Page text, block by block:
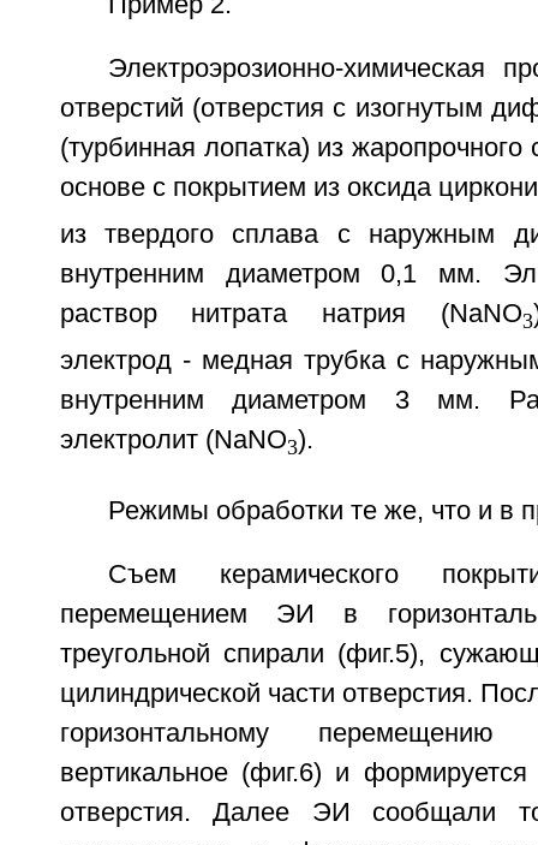
Электроэрозионно-химическая
отверстий (отверстия с изогнутым
(турбинная лопатка) из
основе с покрытием из оксида
из твердого сплава с наружным
внутренним диаметром 0,1 мм.
раствор нитрата натрия (NaNO3
электрод - медная трубка с
внутренним диаметром 3 мм.
электролит (NaNO3).
Режимы обработки те же, что и в
Съем керамического
перемещением ЭИ в
треугольной спирали (фиг.5),
цилиндрической части отверстия.
горизонтальному
вертикальное (фиг.6) и
отверстия. Далее ЭИ сообщали